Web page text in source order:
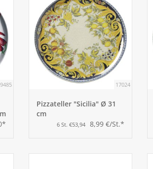
17024
Pizzateller "Sicilia" Ø 31
cm
6 St. €53,94 8,99 €/St.*